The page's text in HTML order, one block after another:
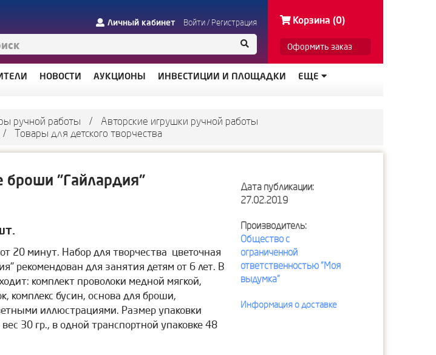
Личный кабинет Войти/ Регистрация Корзина (0)
Оформить заказ
НОВОСТИ АУКЦИОНЫ ИНВЕСТИЦИИ И ПЛОЩАДКИ ЕЩЕ
ручной работы /
Авторские игрушки ручной работы
/ Товары для детского творчества
броши "Гайлардия"
20 минут. Набор для творчества цветочная
рекомендован для занятия детям от 6 лет. В
комплект проволоки медной мягкой,
комплекс бусин, основа для броши,
иллюстрациями. Размер упаковки
30 гр., в одной транспортной упаковке 48
Дата публикации:
27.02.2019
Производитель:
Общество с
ограниченной
ответственностью "Моя
выдумка"
Информация о доставке